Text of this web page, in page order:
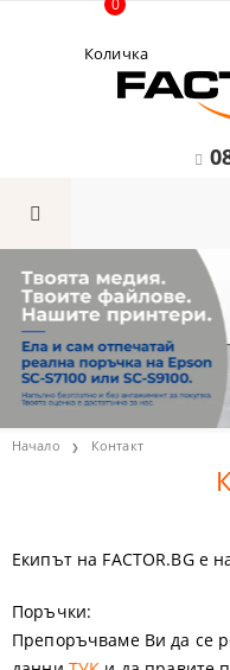
Количка
0
Начало Контакт
Екипът на FACTOR.BG е
Поръчки:
Препоръчваме Ви да се